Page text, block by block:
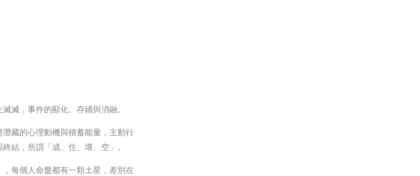
滅，事件的顯化、存續與消融。
藏的心理動機與積蓄能量，主動行
結，所謂「成、住、壞、空」。
每個人命盤都有一顆土星，差別在